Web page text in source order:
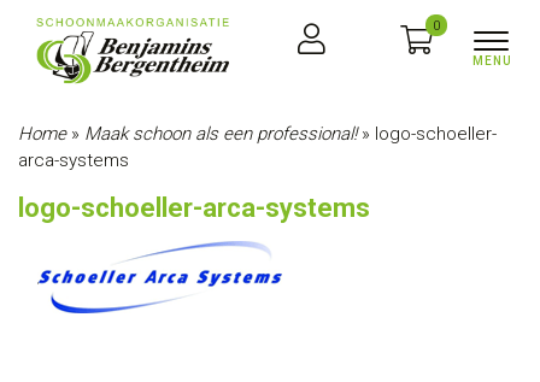
0
Home» Maak schoon als een professional!» logo-schoeller-
arca-systems
logo-schoeller-arca-systems